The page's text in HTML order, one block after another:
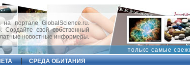
на портале GlobalScience.ru.
Создайте свой собственный
новостные информеры.
только самые
СРЕДА ОБИТАНИЯ